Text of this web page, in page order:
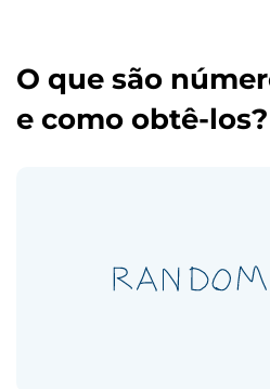
O que são
e como obtê-los?